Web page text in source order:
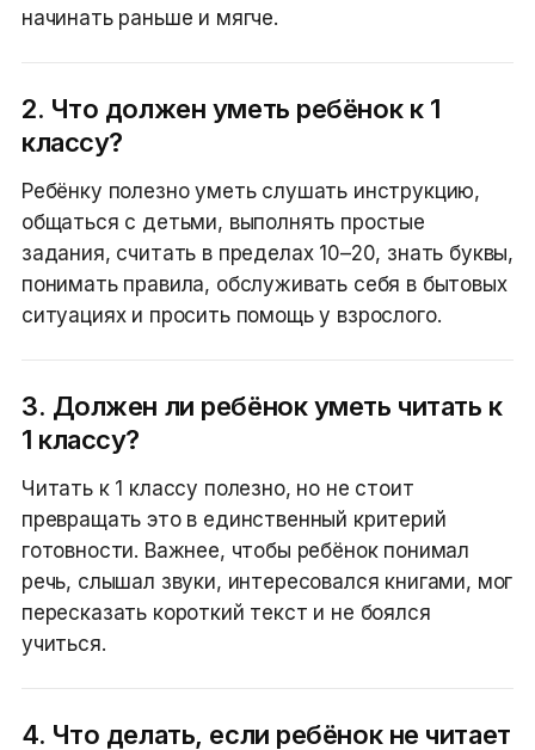
начинать раньше и мягче.
2. Что должен уметь ребёнок к 1
классу?
Ребёнку полезно уметь слушать инструкцию,
общаться с детьми, выполнять простые
задания, считать в пределах 10–20, знать буквы,
понимать правила, обслуживать себя в бытовых
ситуациях и просить помощь у взрослого.
3. Должен ли ребёнок уметь читать к
1 классу?
Читать к 1 классу полезно, но не стоит
превращать это в единственный критерий
готовности. Важнее, чтобы ребёнок понимал
речь, слышал звуки, интересовался книгами, мог
пересказать короткий текст и не боялся
учиться.
4. Что делать, если ребёнок не читает